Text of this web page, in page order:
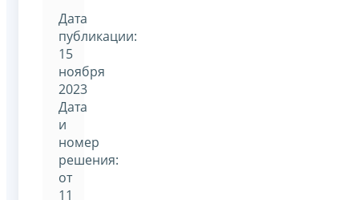
Дата
публикации:
15
ноября
2023
Дата
и
номер
решения:
от
11